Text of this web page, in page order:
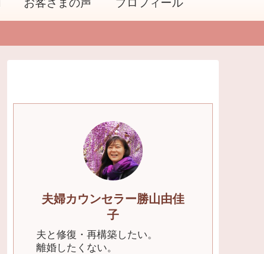
お客さまの声 プロフィール
夫婦カウンセラー勝山由佳
子
夫と修復・再構築したい。
離婚したくない。